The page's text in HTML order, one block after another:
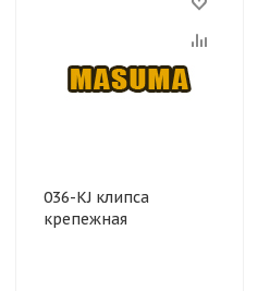
036-KJ клипса
крепежная